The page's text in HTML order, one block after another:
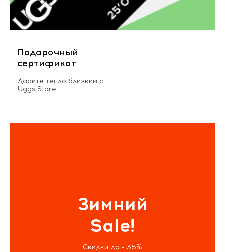
Подарочный
сертификат
Дарите тепло близким с
Uggs.Store
Зимний
Sale!
Скидки до - 35%